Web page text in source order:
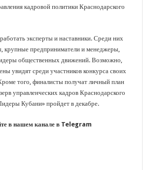
кадровой политики Краснодарского
эксперты и наставники. Среди них
крупные предприниматели и менеджеры,
общественных движений. Возможно,
увидят среди участников конкурса своих
того, финалисты получат личный план
управленческих кадров Краснодарского
Кубани» пройдет в декабре.
в нашем канале в Telegram